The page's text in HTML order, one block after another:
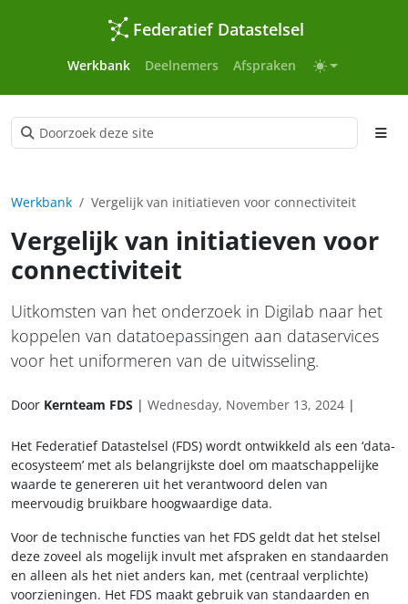
Federatief Datastelsel
Werkbank Deelnemers Afspraken
Werkbank Vergelijk van initiatieven voor connectiviteit
Vergelijk van initiatieven voor
connectiviteit
Uitkomsten van het onderzoek in Digilab naar het
koppelen van datatoepassingen aan dataservices
voor het uniformeren van de uitwisseling.
Door Kernteam FDS | Wednesday, November 13, 2024 |
Het Federatief Datastelsel (FDS) wordt ontwikkeld als een ‘data-
ecosysteem’ met als belangrijkste doel om maatschappelijke
waarde te genereren uit het verantwoord delen van
meervoudig bruikbare hoogwaardige data.
Voor de technische functies van het FDS geldt dat het stelsel
deze zoveel als mogelijk invult met afspraken en standaarden
en alleen als het niet anders kan, met (centraal verplichte)
voorzieningen. Het FDS maakt gebruik van standaarden en